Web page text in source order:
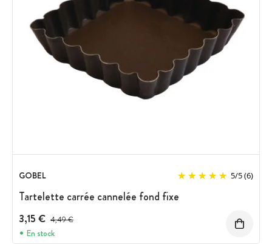
GOBEL 5/5(6)
Tartelette carrée cannelée fond fixe
3,15 € Prix avant réduction :
4,49 €
En stock